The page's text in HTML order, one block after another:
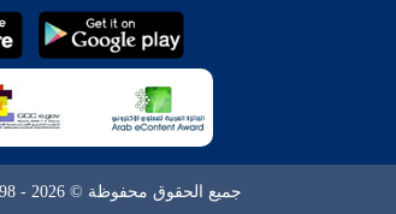
جميع الحقوق محفوظة © 2026 - 1998 لشبكة إسلام ويب